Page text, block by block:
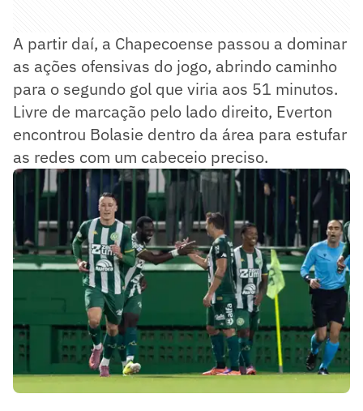
A partir daí, a Chapecoense passou a dominar
as ações ofensivas do jogo, abrindo caminho
para o segundo gol que viria aos 51 minutos.
Livre de marcação pelo lado direito, Everton
encontrou Bolasie dentro da área para estufar
as redes com um cabeceio preciso.